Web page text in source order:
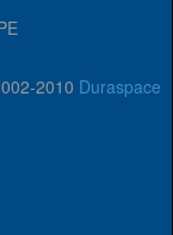
2010 Duraspace